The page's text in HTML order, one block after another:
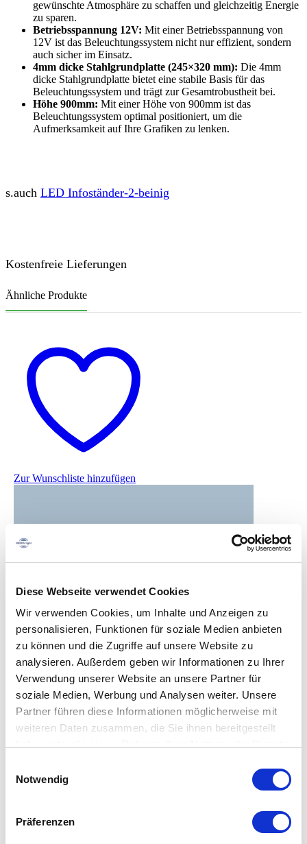
Diese Webseite verwendet Cookies
Wir verwenden Cookies, um Inhalte und Anzeigen zu
personalisieren, Funktionen für soziale Medien anbieten
zu können und die Zugriffe auf unsere Website zu
analysieren. Außerdem geben wir Informationen zu Ihrer
Verwendung unserer Website an unsere Partner für
soziale Medien, Werbung und Analysen weiter. Unsere
Partner führen diese Informationen möglicherweise mit
weiteren Daten zusammen, die Sie ihnen bereitgestellt
Notwendig
Präferenzen
gewünschte Atmosphäre zu schaffen und gleichzeitig Energie
zu sparen.
Betriebsspannung 12V: Mit einer Betriebsspannung von
12V ist das Beleuchtungssystem nicht nur effizient, sondern
auch sicher im Einsatz.
4mm dicke Stahlgrundplatte (245×320 mm): Die 4mm
dicke Stahlgrundplatte bietet eine stabile Basis für das
Beleuchtungssystem und trägt zur Gesamtrobustheit bei.
Höhe 900mm: Mit einer Höhe von 900mm ist das
Beleuchtungssystem optimal positioniert, um die
Aufmerksamkeit auf Ihre Grafiken zu lenken.
s.auch LED Infoständer-2-beinig
Kostenfreie Lieferungen
Ähnliche Produkte
Zur Wunschliste hinzufügen
Schnellansicht
LED Leuchtsäule Waylight
Ausführung wählen